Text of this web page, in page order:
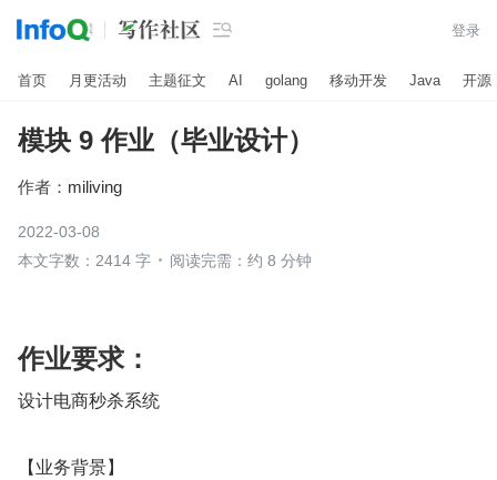
 登录
首页 月更活动 主题征文 AI golang 移动开发 Java 开源
模块 9 作业（毕业设计）
作者： miliving
2022-03-08
本文字数：2414 字
阅读完需：约 8 分钟
作业要求：
设计电商秒杀系统
【业务背景】